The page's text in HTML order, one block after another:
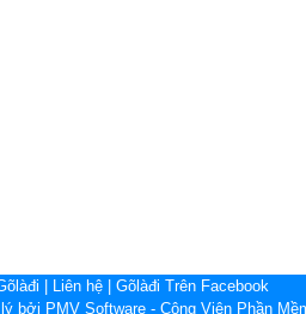
Liên hệ
Gõlàđi Trên Facebook
bởi PMV Software - Công Viên Phần